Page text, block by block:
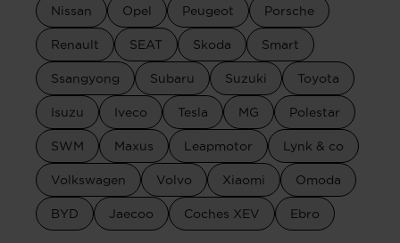
Nissan Opel Peugeot Porsche
Renault SEAT Skoda Smart
Ssangyong Subaru Suzuki Toyota
Isuzu Iveco Tesla MG Polestar
SWM Maxus Leapmotor Lynk & co
Volkswagen Volvo Xiaomi Omoda
BYD Jaecoo Coches XEV Ebro